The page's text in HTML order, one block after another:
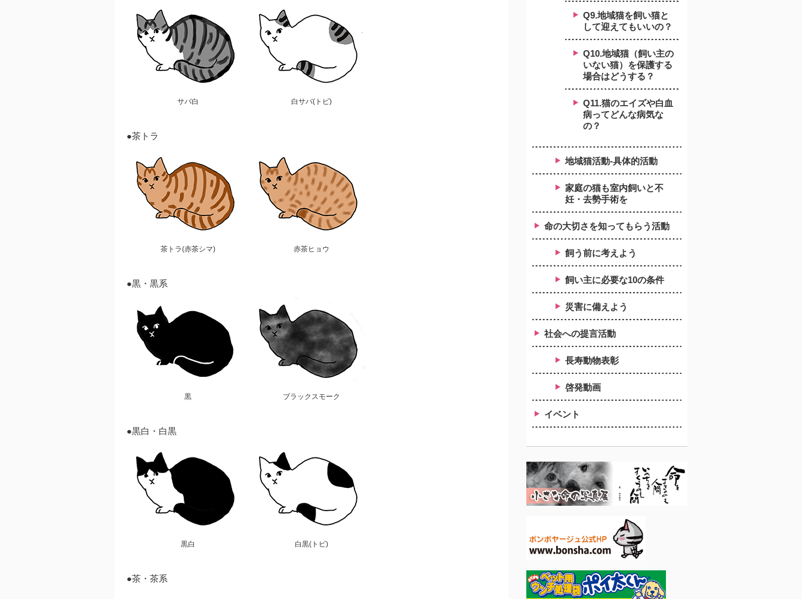
サバ白 白サバ(トビ)
●茶トラ
茶トラ(赤茶シマ) 赤茶ヒョウ
●黒・黒系
黒 ブラックスモーク
●黒白・白黒
黒白 白黒(トビ)
●茶・茶系
Q9.地域猫を飼い猫と
して迎えてもいいの？
Q10.地域猫（飼い主の
いない猫）を保護する
場合はどうする？
Q11.猫のエイズや白血
病ってどんな病気な
の？
地域猫活動-具体的活動
家庭の猫も室内飼いと不
妊・去勢手術を
命の大切さを知ってもらう活動
飼う前に考えよう
飼い主に必要な10の条件
災害に備えよう
社会への提言活動
長寿動物表彰
啓発動画
イベント